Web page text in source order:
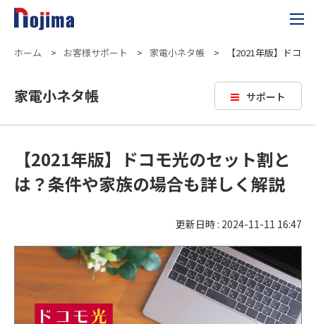
ホーム > お客様サポート > 家電小ネタ帳 > 【2021年版】ドコ
サポート
家電小ネタ帳
【2021年版】ドコモ光のセット割と
は？条件や家族の場合も詳しく解説
更新日時 : 2024-11-11 16:47